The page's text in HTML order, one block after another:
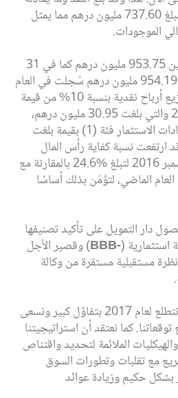
كما في 31 ديسمبر 2016 مبلغ 737.60 مليون درهم مما يمثل
وبلغت قيمة حقوق المساهمين 953.75 مليون درهم كما في 31
ديسمبر 2016 بالمقارنة مع 954.19 مليون درهم سُجلت في العام
الماضي. وجاء ذلك عقب توزيع ‏أرباح نقدية بنسبة 10% من قيمة
رأسمالها المدفوع لعام 2015 والتي بلغت 30.95 مليون درهم،
و%7.7 تم توزيعها على شهادات الاستثمار فئة (1) بقيمة بلغت
وقد ارتفعت نسبة كفاية رأس المال
بشكل مطّرد كما في 31 ديسمبر 2016 لتبلغ %24.6 بالمقارنة مع
العام الماضي، لتؤمّن بذلك أساسًا
شهد عام 2017 حصول دار التمويل على تأكيد تصنيفها
استثمارية (-BBB
) وقصير الأجل
مستقبلية مستقرة من وكالة
وختم القبيسي قائلاً: "نحن نتطلع لعام 2017 بتفاؤل كبير ونسعى
كما نعتقد أن استراتيجيتنا
الملائمة لتحديد واقتناص
مع تقلبات وتطورات السوق
بشكل حكيم وزيادة عوائد